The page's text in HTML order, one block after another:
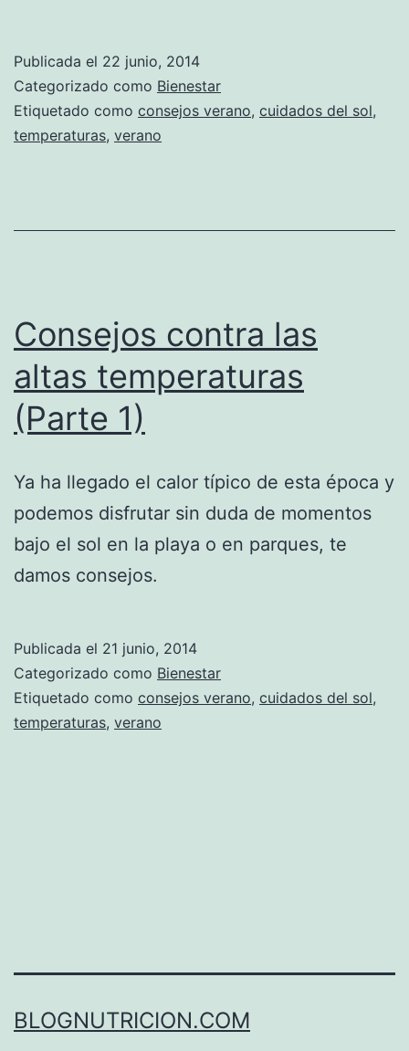
Publicada el 22 junio, 2014
Categorizado como Bienestar
Etiquetado como consejos verano, cuidados del sol,
temperaturas, verano
Consejos contra las
altas temperaturas
(Parte 1)
Ya ha llegado el calor típico de esta época y
podemos disfrutar sin duda de momentos
bajo el sol en la playa o en parques, te
damos consejos.
Publicada el 21 junio, 2014
Categorizado como Bienestar
Etiquetado como consejos verano, cuidados del sol,
temperaturas, verano
BLOGNUTRICION.COM